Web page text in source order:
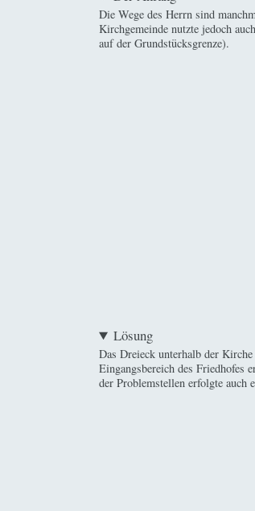
Die Wege des Herrn sind
Kirchgemeinde nutzte jedoch
auf der Grundstücksgrenze).
Lösung
Das Dreieck unterhalb der
Eingangsbereich des Friedhofes
der Problemstellen erfolgte auch